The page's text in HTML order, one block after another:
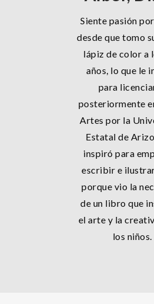
Siente pasión
desde que tomo
lápiz de color a
años, lo que le
para
posteriormente
Artes por la
Estatal de
inspiró para
escribir e
porque vio la
de un libro que
el arte y la
los niños.